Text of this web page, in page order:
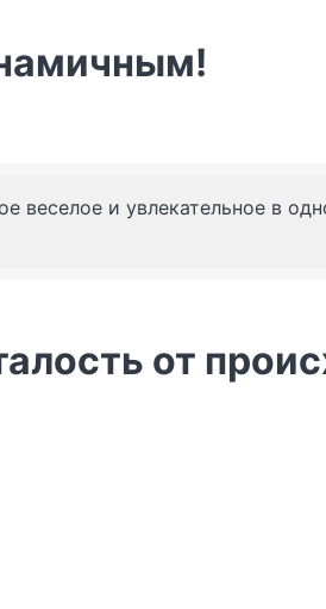
веселое и увлекательное в
от